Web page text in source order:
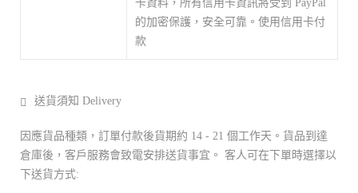
卡資料，所有信用卡資訊將受到 PayPal
的加密保護，安全可靠。使用信用卡付
款
送貨須知 Delivery
因應貨品種類，訂單付款後貨期約 14 - 21 個工作天。貨品到達
倉庫後，客戶服務會致電安排送貨事宜。 客人可在下單時選擇以
下送貨方式: